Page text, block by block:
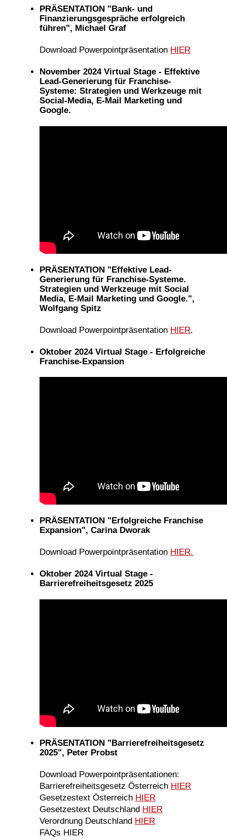
PRÄSENTATION "Bank- und
Finanzierungsgespräche erfolgreich
führen", Michael Graf
Download Powerpointpräsentation HIER
November 2024 Virtual Stage - Effektive
Lead-Generierung für Franchise-
Systeme: Strategien und Werkzeuge mit
Social-Media, E-Mail Marketing und
Google.
PRÄSENTATION "Effektive Lead-
Generierung für Franchise-Systeme.
Strategien und Werkzeuge mit Social
Media, E-Mail Marketing und Google.",
Wolfgang Spitz
Download Powerpointpräsentation HIER
Oktober 2024 Virtual Stage - Erfolgreiche
Franchise-Expansion
PRÄSENTATION "Erfolgreiche Franchise
Expansion", Carina Dworak
Download Powerpointpräsentation HIER.
Oktober 2024 Virtual Stage -
Barrierefreiheitsgesetz 2025
PRÄSENTATION "Barrierefreiheitsgesetz
2025", Peter Probst
Download Powerpointpräsentationen:
Barrierefreiheitsgesetz Österreich HIER
Gesetzestext Österreich HIER
Gesetzestext Deutschland HIER
Verordnung Deutschland HIER
FAQs HIER